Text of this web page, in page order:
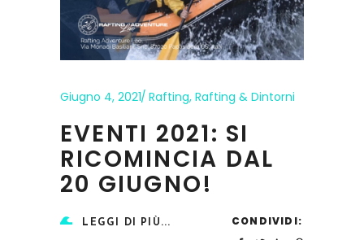
Giugno 4, 2021 Rafting, Rafting & Dintorni
EVENTI 2021: SI
RICOMINCIA DAL
20 GIUGNO!
LEGGI DI PIÙ... CONDIVIDI: